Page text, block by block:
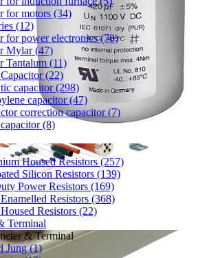
for motors (34)
(12)
for power electronics (70)
Mylar (47)
Tantalum (11)
(22)
capacitor (298)
capacitor (47)
correction capacitor (7)
(8)
Housed Resistors (257)
Silicon Resistors (139)
Power Resistors (169)
Resistors (368)
Resistors (22)
Terminal
& Terminal
Jung (1)